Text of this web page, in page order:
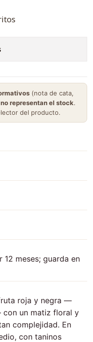
(nota de cata,
no representan el stock.
del producto.
meses; guarda en
roja y negra —
con un matiz floral y
complejidad. En
con taninos